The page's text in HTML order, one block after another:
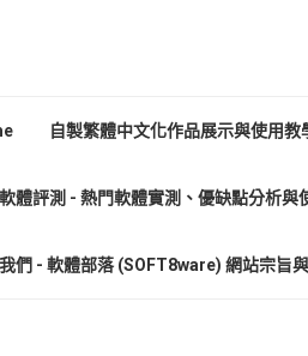
自製繁體中文化作品展示與使用教
體評測 - 熱門軟體實測、優缺點分析與
們 - 軟體部落 (SOFT8ware) 網站宗旨